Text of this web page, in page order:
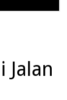
Jalan